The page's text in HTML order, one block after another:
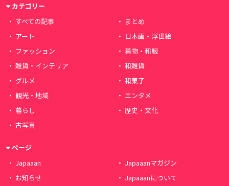
カテゴリー
すべての記事
まとめ
アート
日本画・浮世絵
ファッション
着物・和服
雑貨・インテリア
和雑貨
グルメ
和菓子
観光・地域
エンタメ
暮らし
歴史・文化
古写真
ページ
Japaaan
Japaaanマガジン
お知らせ
Japaaanについて